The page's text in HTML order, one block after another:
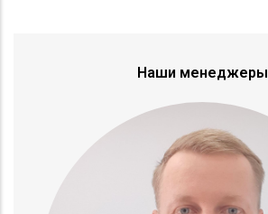
Наши менеджеры